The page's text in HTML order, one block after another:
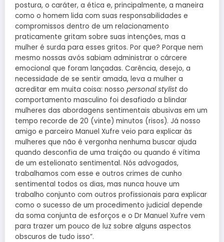
postura, o caráter, a ética e, principalmente, a maneira
como o homem lida com suas responsabilidades e
compromissos dentro de um relacionamento
praticamente gritam sobre suas intenções, mas a
mulher é surda para esses gritos. Por que? Porque nem
mesmo nossas avós sabiam administrar o cárcere
emocional que foram lançadas. Carência, desejo, a
necessidade de se sentir amada, leva a mulher a
acreditar em muita coisa: nosso personal stylist do
comportamento masculino foi desafiado a blindar
mulheres das abordagens sentimentais abusivas em um
tempo recorde de 20 (vinte) minutos (risos). Já nosso
amigo e parceiro Manuel Xufre veio para explicar às
mulheres que não é vergonha nenhuma buscar ajuda
quando desconfia de uma traição ou quando é vítima
de um estelionato sentimental. Nós advogados,
trabalhamos com esse e outros crimes de cunho
sentimental todos os dias, mas nunca houve um
trabalho conjunto com outros profissionais para explicar
como o sucesso de um procedimento judicial depende
da soma conjunta de esforços e o Dr Manuel Xufre vem
para trazer um pouco de luz sobre alguns aspectos
obscuros de tudo isso”.